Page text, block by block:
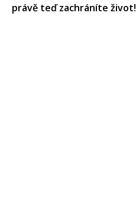
právě teď zachráníte život!